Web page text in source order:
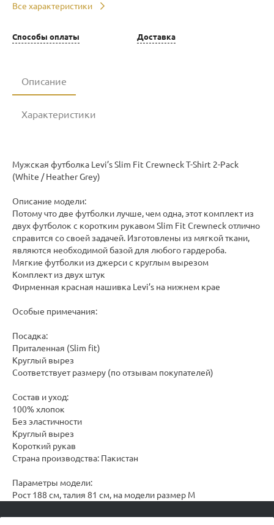
Все характеристики
Способы оплаты Доставка
Описание
Характеристики
Мужская футболка Levi’s Slim Fit Crewneck T-Shirt 2-Pack
(White / Heather Grey)
Описание модели:
Потому что две футболки лучше, чем одна, этот комплект из
двух футболок с коротким рукавом Slim Fit Crewneck отлично
справится со своей задачей. Изготовлены из мягкой ткани,
являются необходимой базой для любого гардероба.
Мягкие футболки из джерси с круглым вырезом
Комплект из двух штук
Фирменная красная нашивка Levi’s на нижнем крае
Особые примечания:
Посадка:
Приталенная (Slim fit)
Круглый вырез
Соответствует размеру (по отзывам покупателей)
Состав и уход:
100% хлопок
Без эластичности
Круглый вырез
Короткий рукав
Страна производства: Пакистан
Параметры модели:
Рост 188 см, талия 81 см, на модели размер M